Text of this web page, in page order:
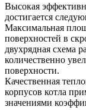
Высокая
достигается
Максимальная
поверхностей в
двухрядная схема
количественно
поверхности.
Качественная
корпусов котла
значениями